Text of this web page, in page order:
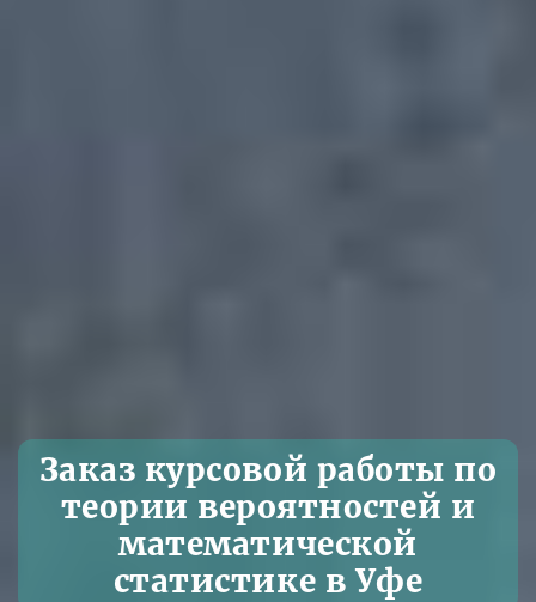
Заказ курсовой работы по
теории вероятностей и
математической
статистике в Уфе